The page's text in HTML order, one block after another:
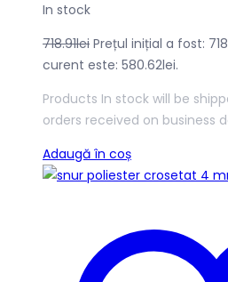
In stock
718.91lei Prețul inițial a fost:
curent este: 580.62lei.
Products In stock will be
orders received on business
Adaugă în coș